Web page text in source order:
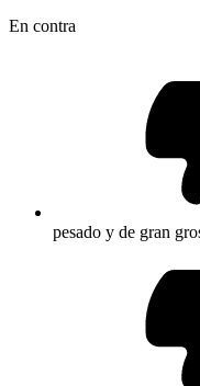
En contra
pesado y de gran